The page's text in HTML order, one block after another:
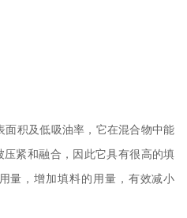
面积及低吸油率，它在混合物中能
紧和融合，因此它具有很高的填
量，增加填料的用量，有效减小